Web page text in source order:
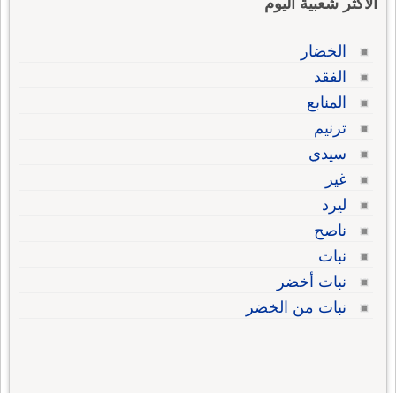
الاكثر شعبية اليوم
الخضار
الفقد
المنابع
ترنيم
سيدي
غير
ليرد
ناصح
نبات
نبات أخضر
نبات من الخضر